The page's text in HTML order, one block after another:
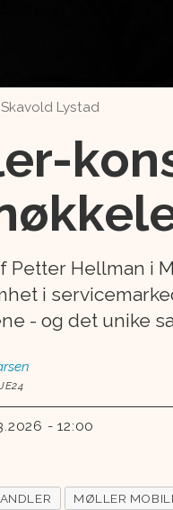
Lystad
Petter Hellman i
i
- og det unike
- 12:00
MØLLER